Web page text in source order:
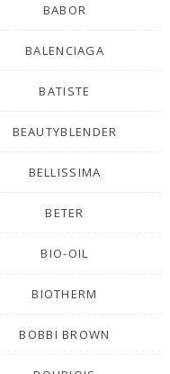
BABOR
BALENCIAGA
BATISTE
BEAUTYBLENDER
BELLISSIMA
BETER
BIO-OIL
BIOTHERM
BOBBI BROWN